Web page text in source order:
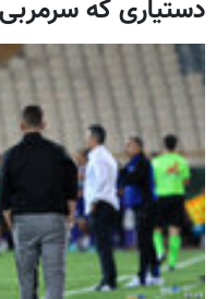
دستیاری که